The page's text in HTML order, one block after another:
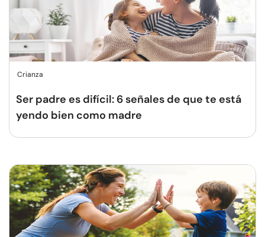
Crianza
Ser padre es difícil: 6 señales de que te está
yendo bien como madre